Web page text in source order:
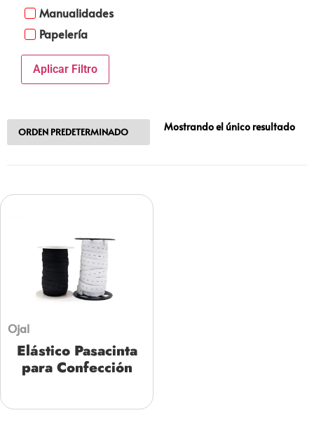
Manualidades
Papelería
Aplicar Filtro
Mostrando el único resultado
Ojal
Elástico Pasacinta
para Confección